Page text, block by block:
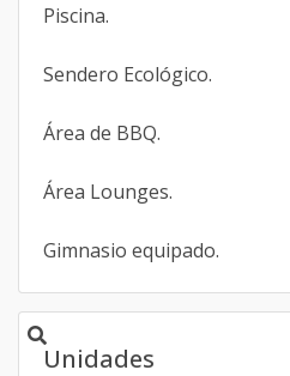
Piscina.
Sendero Ecológico.
Área de BBQ.
Área Lounges.
Gimnasio equipado.
Unidades